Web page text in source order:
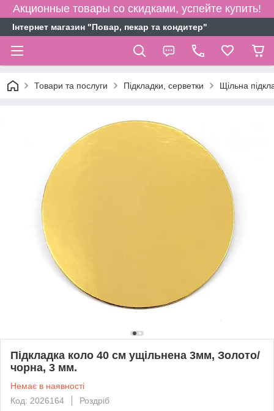
Акционные товары со скидками, успейте купить!
Інтернет магазин "Повар, пекар та кондитер"
Товари та послуги Підкладки, серветки Щільна
Підкладка коло 40 см ущільнена 3мм, Золото/
чорна, 3 мм.
Немає в наявності
Код: 2026164
Роздріб